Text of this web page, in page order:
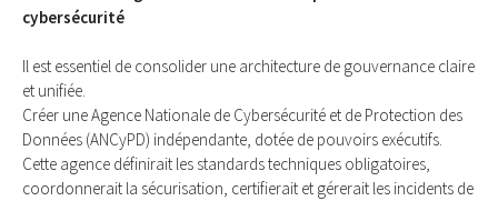
cybersécurité
Il est essentiel de consolider une architecture de gouvernance claire
et unifiée.
Créer une Agence Nationale de Cybersécurité et de Protection des
Données (ANCyPD) indépendante, dotée de pouvoirs exécutifs.
Cette agence définirait les standards techniques obligatoires,
coordonnerait la sécurisation, certifierait et gérerait les incidents de